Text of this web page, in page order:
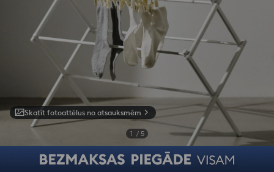
Skatīt fotoattēlus no atsauksmēm
1 / 5